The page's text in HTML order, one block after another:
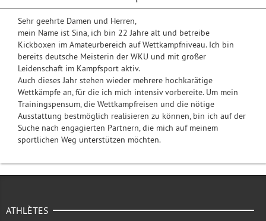
Sehr geehrte Damen und Herren,
mein Name ist Sina, ich bin 22 Jahre alt und betreibe
Kickboxen im Amateurbereich auf Wettkampfniveau. Ich bin
bereits deutsche Meisterin der WKU und mit großer
Leidenschaft im Kampfsport aktiv.
Auch dieses Jahr stehen wieder mehrere hochkarätige
Wettkämpfe an, für die ich mich intensiv vorbereite. Um mein
Trainingspensum, die Wettkampfreisen und die nötige
Ausstattung bestmöglich realisieren zu können, bin ich auf der
Suche nach engagierten Partnern, die mich auf meinem
sportlichen Weg unterstützen möchten.
ATHLÈTES